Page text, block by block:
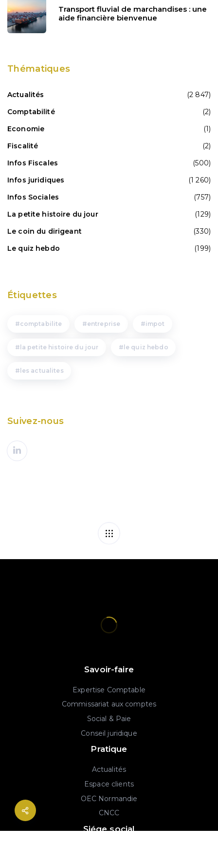
Transport fluvial de marchandises : une
aide financière bienvenue
Thématiques
Actualités
(2 847)
Comptabilité
(2)
Economie
(1)
Fiscalité
(2)
Infos Fiscales
(500)
Infos juridiques
(1 260)
Infos Sociales
(757)
La petite histoire du jour
(129)
Le coin du dirigeant
(330)
Le quiz hebdo
(199)
Étiquettes
comptabilite entreprise impot
la petite histoire du jour le quiz hebdo
les actualites
Suivez-nous
Savoir-faire
Expertise Comptable
Commissariat aux comptes
Social & Paie
Conseil juridique
Pratique
Actualités
Espace clients
OEC Normandie
CNCC
Siége social